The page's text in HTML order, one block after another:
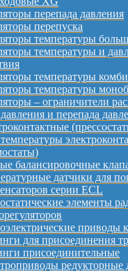
перепада давления
перепуска
температуры
температуры и
температуры
температуры
– ограничители
и перепада
балансировочные
датчики для
серии ECL
элементы
приводы
для присоединения
присоединительные
редукторные